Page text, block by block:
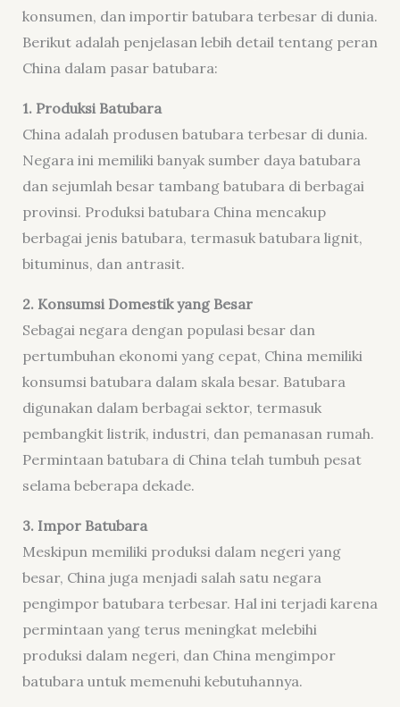
konsumen, dan importir batubara terbesar di dunia.
Berikut adalah penjelasan lebih detail tentang peran
China dalam pasar batubara:
1. Produksi Batubara
China adalah produsen batubara terbesar di dunia.
Negara ini memiliki banyak sumber daya batubara
dan sejumlah besar tambang batubara di berbagai
provinsi. Produksi batubara China mencakup
berbagai jenis batubara, termasuk batubara lignit,
bituminus, dan antrasit.
2. Konsumsi Domestik yang Besar
Sebagai negara dengan populasi besar dan
pertumbuhan ekonomi yang cepat, China memiliki
konsumsi batubara dalam skala besar. Batubara
digunakan dalam berbagai sektor, termasuk
pembangkit listrik, industri, dan pemanasan rumah.
Permintaan batubara di China telah tumbuh pesat
selama beberapa dekade.
3. Impor Batubara
Meskipun memiliki produksi dalam negeri yang
besar, China juga menjadi salah satu negara
pengimpor batubara terbesar. Hal ini terjadi karena
permintaan yang terus meningkat melebihi
produksi dalam negeri, dan China mengimpor
batubara untuk memenuhi kebutuhannya.